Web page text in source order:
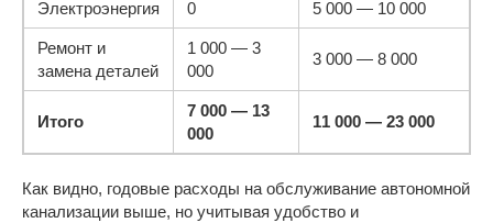
Электроэнергия 0 5 000 — 10 000
Ремонт и
замена деталей
1 000 — 3
000
3 000 — 8 000
Итого
7 000 — 13
000
11 000 — 23 000
Как видно, годовые расходы на обслуживание автономной
канализации выше, но учитывая удобство и